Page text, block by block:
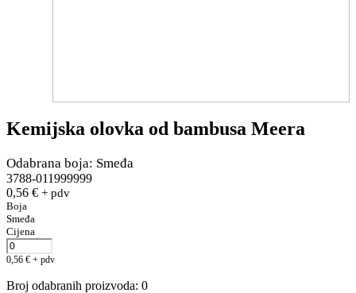
Kemijska olovka od bambusa Meera
Odabrana boja: Smeđa
3788-011999999
0,56 € + pdv
Boja
Smeđa
Cijena
0,56 € + pdv
Broj odabranih proizvoda: 0